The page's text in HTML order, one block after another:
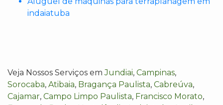
indaiatuba
Veja Nossos Serviços emJundiai, Campinas,
Sorocaba, Atibaia, Bragança Paulista, Cabreúva,
Cajamar, Campo Limpo Paulista, Francisco Morato,